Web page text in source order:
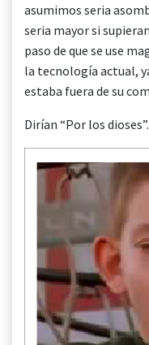
asumimos seria
seria mayor si
paso de que se use
la tecnología actual,
estaba fuera de su
Dirían “Por los dioses”.